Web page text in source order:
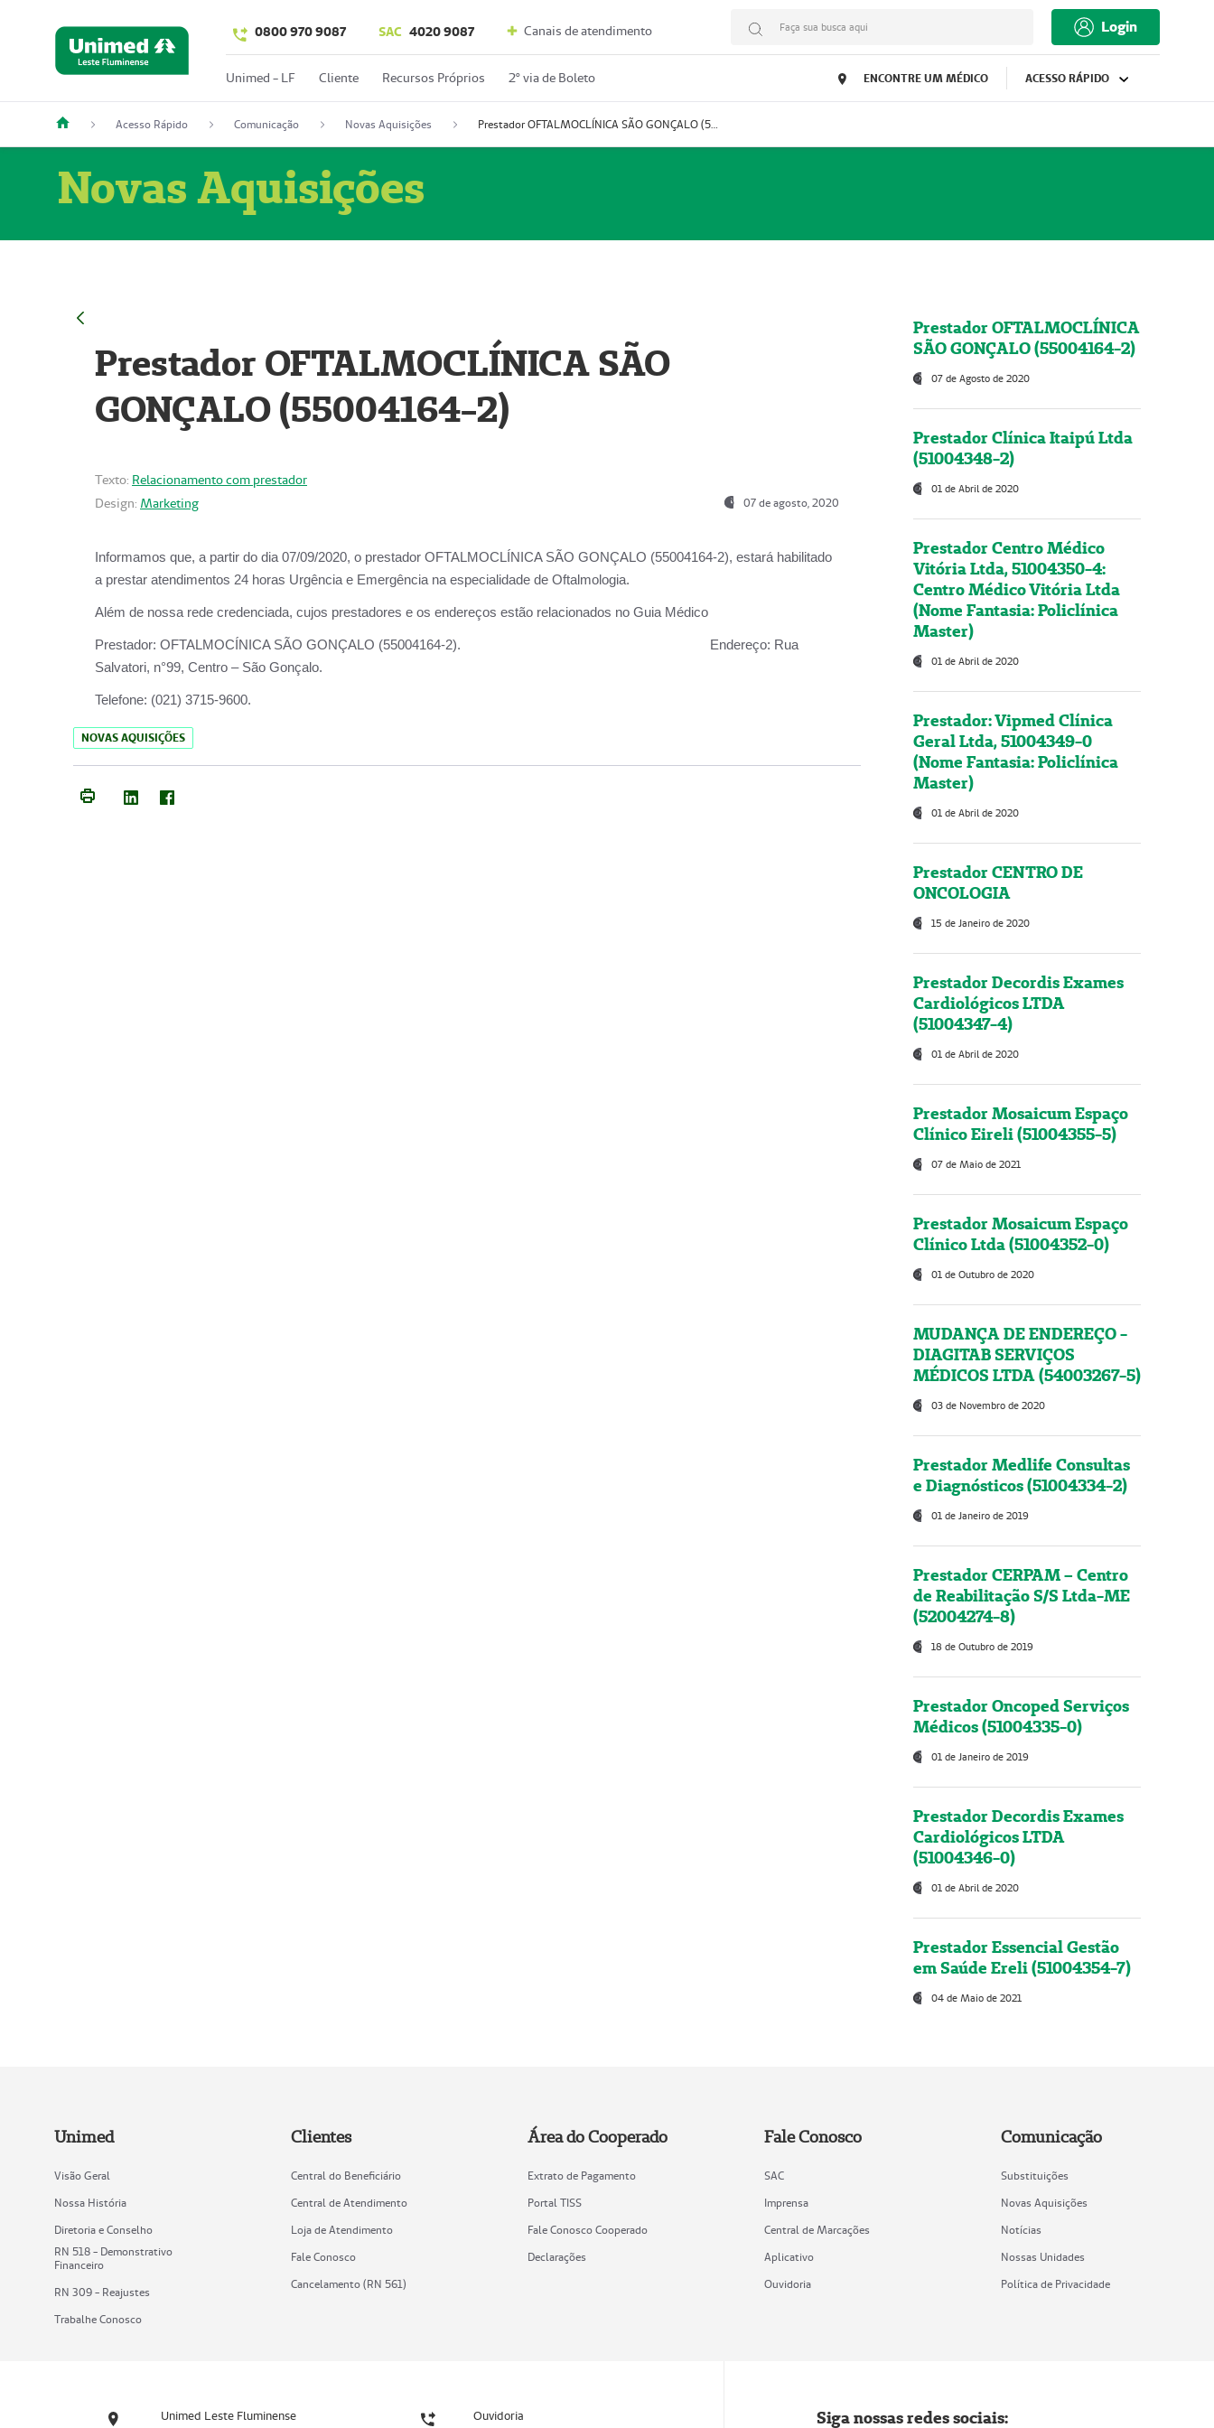
0800 970 9087 SAC 4020 9087 Canais de atendimento Faça sua busca aqui Login
Unimed - LF Cliente Recursos Próprios 2º via de Boleto ENCONTRE UM MÉDICO ACESSO RÁPIDO
Acesso Rápido Comunicação Novas Aquisições Prestador OFTALMOCLÍNICA SÃO GONÇALO (55004164-2)
Novas Aquisições
Prestador OFTALMOCLÍNICA SÃO
GONÇALO (55004164-2)
Texto: Relacionamento com prestador
Design: Marketing 07 de agosto, 2020
Informamos que, a partir do dia 07/09/2020, o prestador OFTALMOCLÍNICA SÃO GONÇALO (55004164-2), estará habilitado
a prestar atendimentos 24 horas Urgência e Emergência na especialidade de Oftalmologia.
Além de nossa rede credenciada, cujos prestadores e os endereços estão relacionados no Guia Médico
Prestador: OFTALMOCÍNICA SÃO GONÇALO (55004164-2). Endereço: Rua
Salvatori, n°99, Centro – São Gonçalo.
Telefone: (021) 3715-9600.
NOVAS AQUISIÇÕES
Prestador OFTALMOCLÍNICA
SÃO GONÇALO (55004164-2)
07 de Agosto de 2020
Prestador Clínica Itaipú Ltda
(51004348-2)
01 de Abril de 2020
Prestador Centro Médico
Vitória Ltda, 51004350-4:
Centro Médico Vitória Ltda
(Nome Fantasia: Policlínica
Master)
01 de Abril de 2020
Prestador: Vipmed Clínica
Geral Ltda, 51004349-0
(Nome Fantasia: Policlínica
Master)
01 de Abril de 2020
Prestador CENTRO DE
ONCOLOGIA
15 de Janeiro de 2020
Prestador Decordis Exames
Cardiológicos LTDA
(51004347-4)
01 de Abril de 2020
Prestador Mosaicum Espaço
Clínico Eireli (51004355-5)
07 de Maio de 2021
Prestador Mosaicum Espaço
Clínico Ltda (51004352-0)
01 de Outubro de 2020
MUDANÇA DE ENDEREÇO -
DIAGITAB SERVIÇOS
MÉDICOS LTDA (54003267-5)
03 de Novembro de 2020
Prestador Medlife Consultas
e Diagnósticos (51004334-2)
01 de Janeiro de 2019
Prestador CERPAM – Centro
de Reabilitação S/S Ltda-ME
(52004274-8)
18 de Outubro de 2019
Prestador Oncoped Serviços
Médicos (51004335-0)
01 de Janeiro de 2019
Prestador Decordis Exames
Cardiológicos LTDA
(51004346-0)
01 de Abril de 2020
Prestador Essencial Gestão
em Saúde Ereli (51004354-7)
04 de Maio de 2021
Unimed
Visão Geral
Nossa História
Diretoria e Conselho
RN 518 - Demonstrativo
Financeiro
RN 309 - Reajustes
Trabalhe Conosco
Clientes
Central do Beneficiário
Central de Atendimento
Loja de Atendimento
Fale Conosco
Cancelamento (RN 561)
Área do Cooperado
Extrato de Pagamento
Portal TISS
Fale Conosco Cooperado
Declarações
Fale Conosco
SAC
Imprensa
Central de Marcações
Aplicativo
Ouvidoria
Comunicação
Substituições
Novas Aquisições
Notícias
Nossas Unidades
Política de Privacidade
Unimed Leste Fluminense Ouvidoria Siga nossas redes sociais: